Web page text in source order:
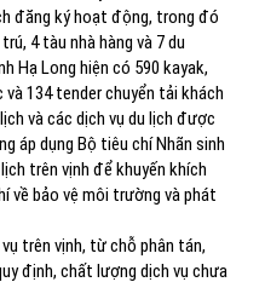
đăng ký hoạt động, trong đó
4 tàu nhà hàng và 7 du
Hạ Long hiện có 590 kayak,
134 tender chuyển tải khách
và các dịch vụ du lịch được
áp dụng Bộ tiêu chí Nhãn sinh
trên vịnh để khuyến khích
về bảo vệ môi trường và phát
trên vịnh, từ chỗ phân tán,
định, chất lượng dịch vụ chưa